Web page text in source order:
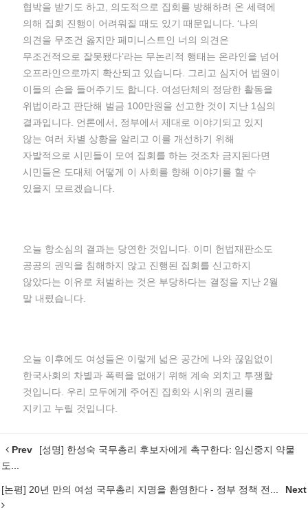
협박을 받기도 하고, 의도적으로 집회를 방해하려 온 세력에
의해 집회 진행이 어려워질 때도 있기 때문입니다. ‘나의
의견을 무조건 옳지만 페미니스트인 너의 의견은
무조건적으로 잘못됐다’라는 무논리적 행태는 온라인을 넘어
오프라인으로까지 확산되고 있습니다. 그리고 심지어 법원이
이들의 손을 들어주기도 합니다. 여성단체의 정당한 활동을
위법이라고 판단해 벌금 100만원을 선고한 것이 지난 1심의
결과입니다. 언론에서, 정부에서 제대로 이야기되고 있지
않는 여러 차별 상황을 알리고 이를 개선하기 위해
자발적으로 시민들이 모여 집회를 하는 것조차 금지된다면
시민들은 도대체 어떻게 이 사회를 향해 이야기를 할 수
있을지 모르겠습니다.
오늘 항소심의 결과는 당연한 것입니다. 이미 헌법재판소도
공공의 권익을 침해하지 않고 진행된 집회를 신고하지
않았다는 이유로 처벌하는 것은 부당하다는 결정을 지난 2월
말 내렸습니다.
오늘 이후에도 여성들은 이렇게 넓은 공간에 나와 끊임없이
한국사회의 차별과 폭력을 없애기 위해 계속 외치고 투쟁할
것입니다. 우리 모두에게 주어진 집회와 시위의 권리를
지키고 누릴 것입니다.
Prev
[성명] 한성숙 국무총리 후보자에게 촉구한다: 임신중지 약물
도...
[논평] 20년 만의 여성 국무총리 지명을 환영한다 - 정부 정책 전... Next